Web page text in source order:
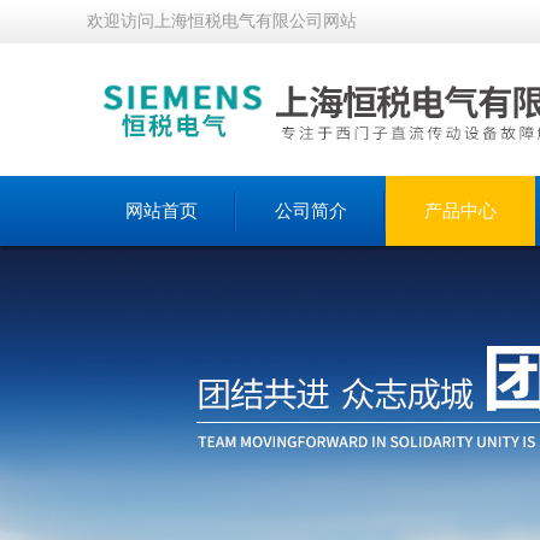
欢迎访问上海恒税电气有限公司网站
网站首页 公司简介 产品中心